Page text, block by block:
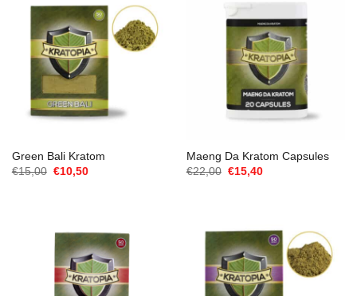
Green Bali Kratom
€15,00 El
€10,50El
Maeng Da Kratom Capsules
€22,00 El
€15,40El